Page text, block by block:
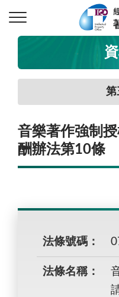
第
音樂著作強制
酬辦法第10條
法條號碼：
法條名稱：